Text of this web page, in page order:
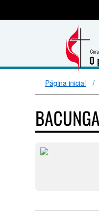
Página inicial